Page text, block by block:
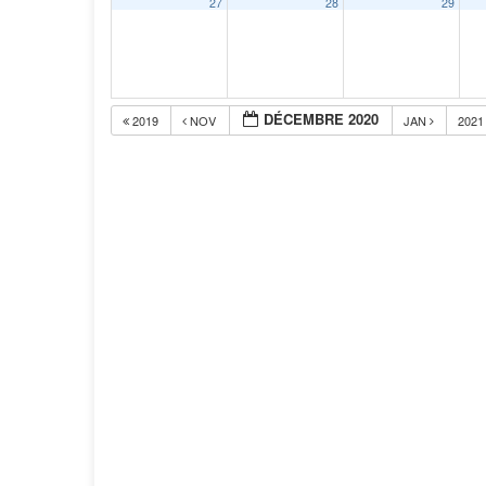
2019 NOV DÉCEMBRE 2020 JAN 2021